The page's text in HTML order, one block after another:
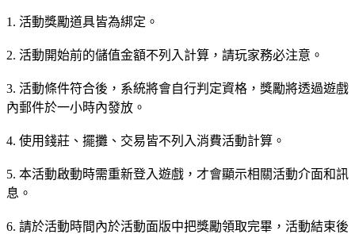
1. 活動獎勵道具皆為綁定。
2. 活動開始前的儲值金額不列入計算，請玩家務必注意。
3. 活動條件符合後，系統將會自行判定資格，獎勵將透過遊戲
內郵件於一小時內發放。
4. 使用錢莊、擺攤、交易皆不列入消費活動計算。
5. 本活動啟動時需重新登入遊戲，才會顯示相關活動介面和訊
息。
6. 請於活動時間內於活動面版中把獎勵領取完畢，活動結束後